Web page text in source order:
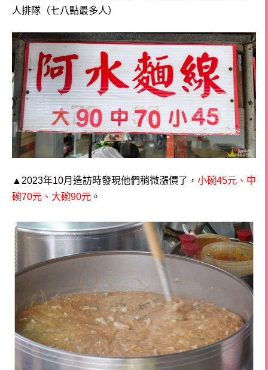
人排隊（七八點最多人）
▲2023年10月造訪時發現他們稍微漲價了， 小碗45元、中
碗70元、大碗90元 。